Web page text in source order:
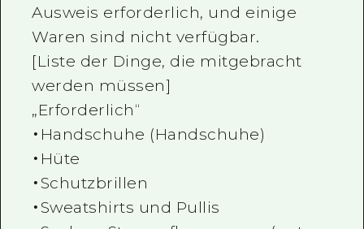
Ausweis erforderlich, und einige
Waren sind nicht verfügbar.
[Liste der Dinge, die mitgebracht
werden müssen]
„Erforderlich“
・Handschuhe (Handschuhe)
・Hüte
・Schutzbrillen
・Sweatshirts und Pullis